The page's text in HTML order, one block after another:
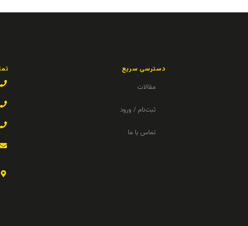
دسترسی سریع
مقالات
ثبت‌نام / ورود
تماس با ما